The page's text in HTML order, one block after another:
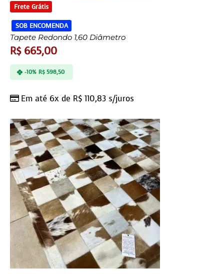
Frete Grátis
SOB ENCOMENDA
Tapete Redondo 1,60 Diâmetro
R$665,00
Em até 6x de R$ 110,83 s/juros
-10% R$598,50